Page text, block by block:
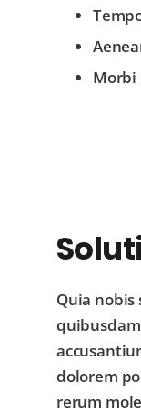
Morbi
Quia
dolorem
rerum